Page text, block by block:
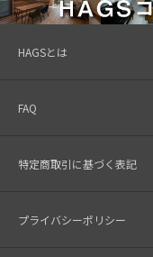
HAGSとは
FAQ
特定商取引に基づく表記
プライバシーポリシー